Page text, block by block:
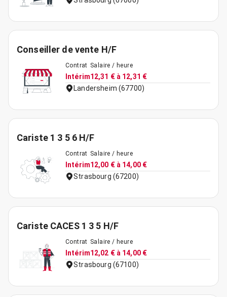
Conseiller de vente H/F
Contrat
Intérim
Salaire / heure
12,31 € à 12,31 €
Landersheim (67700)
Cariste 1 3 5 6 H/F
Contrat
Intérim
Salaire / heure
12,00 € à 14,00 €
Strasbourg (67200)
Cariste CACES 1 3 5 H/F
Contrat
Intérim
Salaire / heure
12,02 € à 14,00 €
Strasbourg (67100)